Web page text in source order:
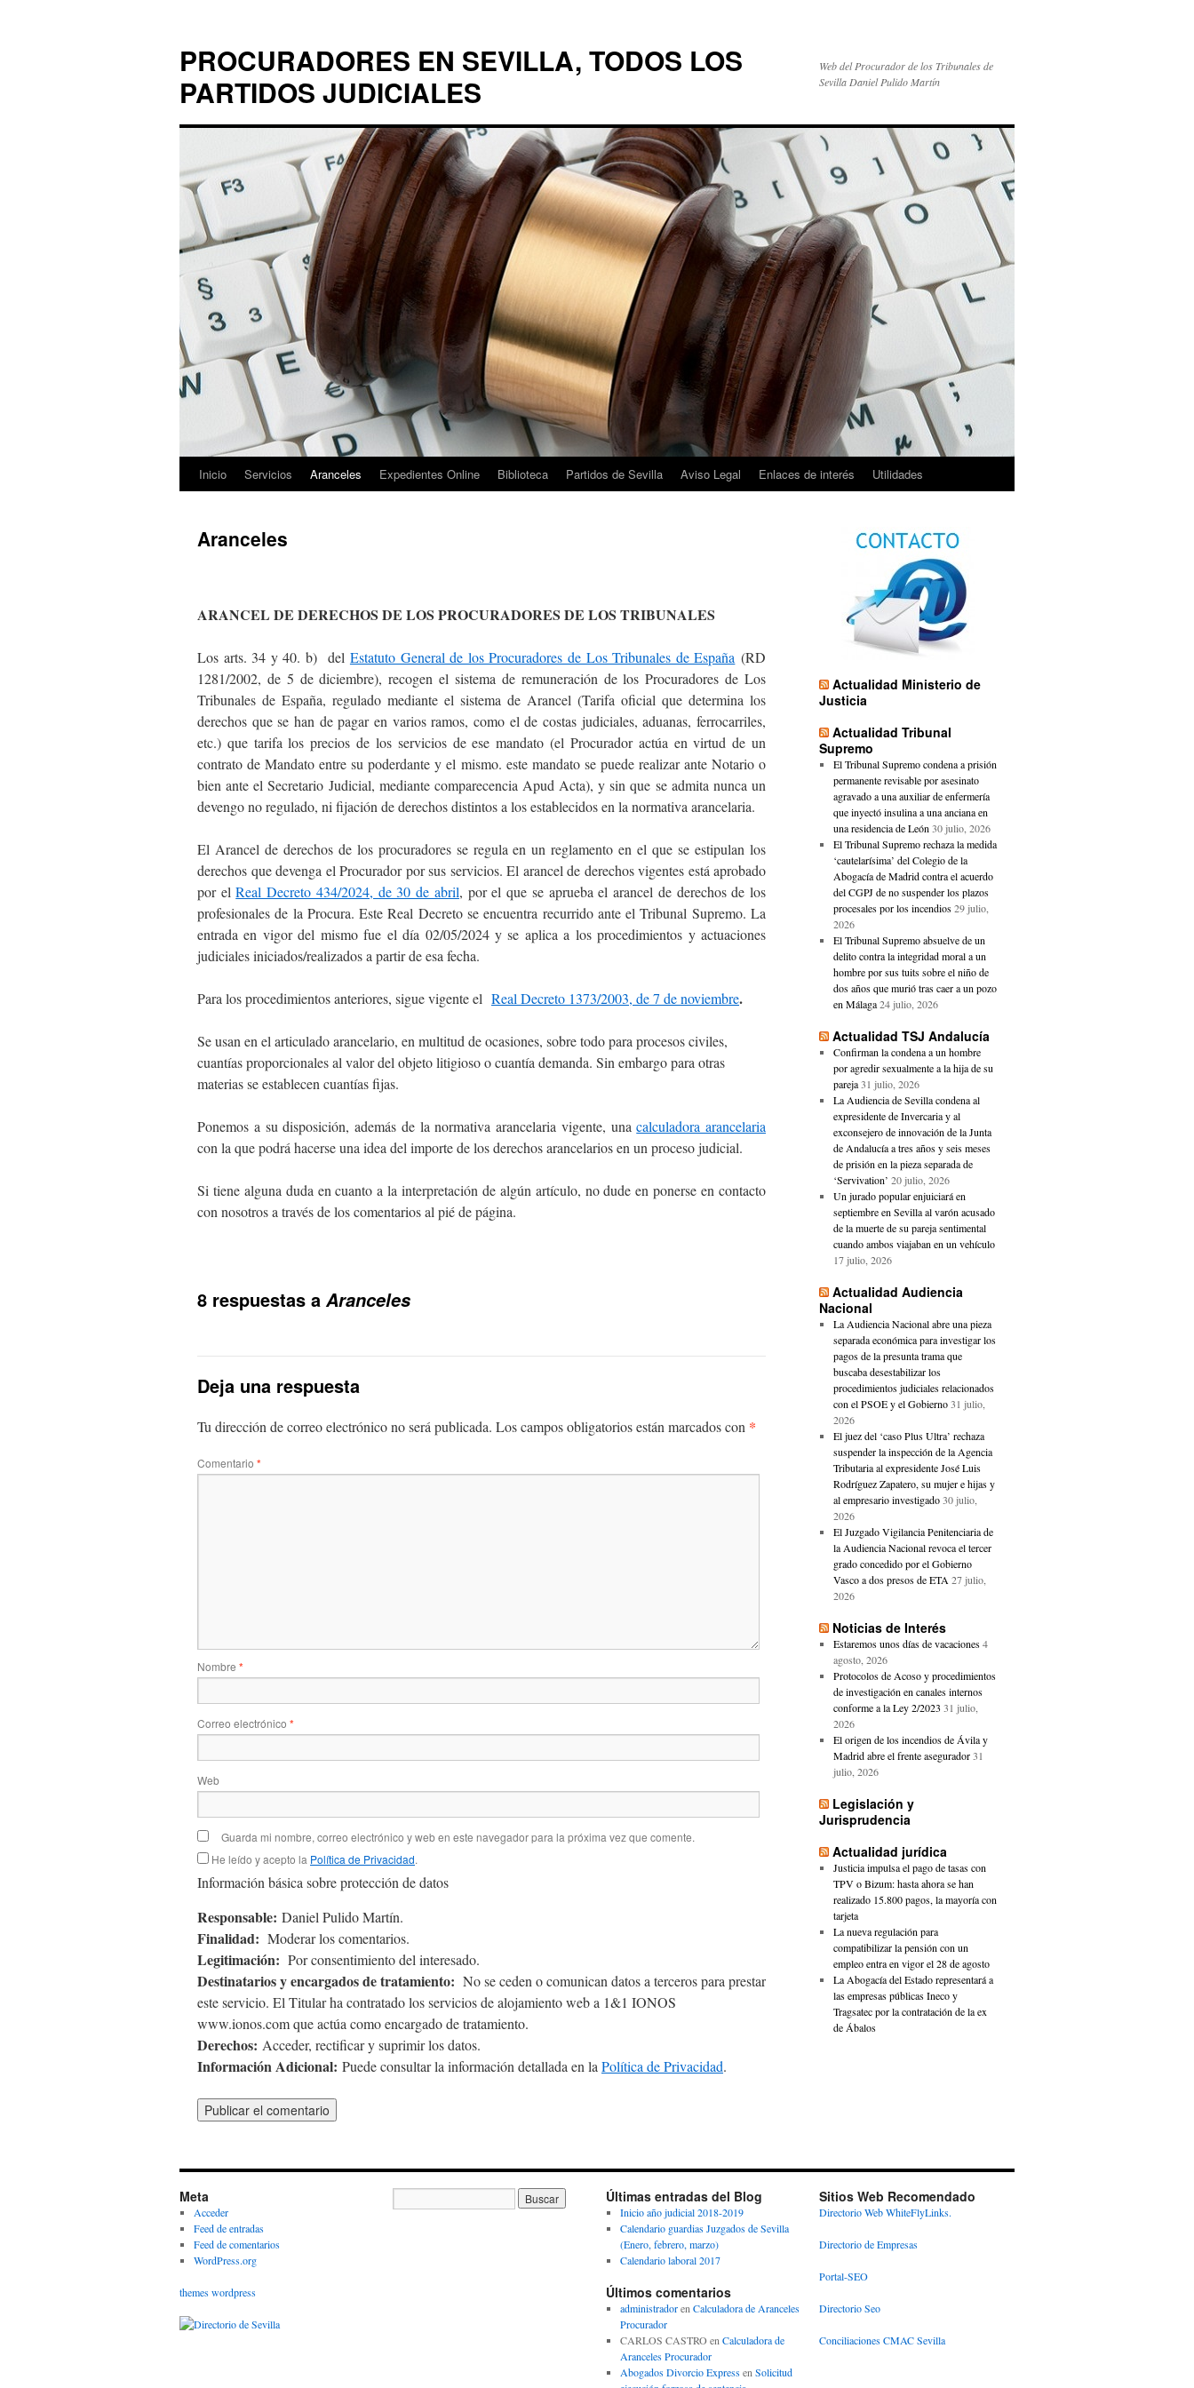
PROCURADORES EN SEVILLA, TODOS LOS
PARTIDOS JUDICIALES
Web del Procurador de los Tribunales de
Sevilla Daniel Pulido Martín
Saltar
contenido
Inicio Servicios Aranceles Expedientes Online Biblioteca Partidos de Sevilla Aviso Legal Enlaces de interés Utilidades
Aranceles
ARANCEL DE DERECHOS DE LOS PROCURADORES DE LOS TRIBUNALES
Los arts. 34 y 40. b) del Estatuto General de los Procuradores de Los Tribunales de España (RD
1281/2002, de 5 de diciembre), recogen el sistema de remuneración de los Procuradores de Los
Tribunales de España, regulado mediante el sistema de Arancel (Tarifa oficial que determina los
derechos que se han de pagar en varios ramos, como el de costas judiciales, aduanas, ferrocarriles,
etc.) que tarifa los precios de los servicios de ese mandato (el Procurador actúa en virtud de un
contrato de Mandato entre su poderdante y el mismo. este mandato se puede realizar ante Notario o
bien ante el Secretario Judicial, mediante comparecencia Apud Acta), y sin que se admita nunca un
devengo no regulado, ni fijación de derechos distintos a los establecidos en la normativa arancelaria.
El Arancel de derechos de los procuradores se regula en un reglamento en el que se estipulan los
derechos que devenga el Procurador por sus servicios. El arancel de derechos vigentes está aprobado
por elReal Decreto 434/2024, de 30 de abril, por el que se aprueba el arancel de derechos de los
profesionales de la Procura. Este Real Decreto se encuentra recurrido ante el Tribunal Supremo. La
entrada en vigor del mismo fue el día 02/05/2024 y se aplica a los procedimientos y actuaciones
judiciales iniciados/realizados a partir de esa fecha.
Para los procedimientos anteriores, sigue vigente el Real Decreto 1373/2003, de 7 de noviembre.
Se usan en el articulado arancelario, en multitud de ocasiones, sobre todo para procesos civiles,
cuantías proporcionales al valor del objeto litigioso o cuantía demanda. Sin embargo para otras
materias se establecen cuantías fijas.
Ponemos a su disposición, además de la normativa arancelaria vigente, unacalculadora arancelaria
con la que podrá hacerse una idea del importe de los derechos arancelarios en un proceso judicial.
Si tiene alguna duda en cuanto a la interpretación de algún artículo, no dude en ponerse en contacto
con nosotros a través de los comentarios al pié de página.
8 respuestas a Aranceles
Deja una respuesta
Tu dirección de correo electrónico no será publicada. Los campos obligatorios están marcados con *
Comentario *
Nombre *
Correo electrónico *
Web
Guarda mi nombre, correo electrónico y web en este navegador para la próxima vez que comente.
He leído y acepto la Política de Privacidad.
Información básica sobre protección de datos
Responsable: Daniel Pulido Martín.
Finalidad: Moderar los comentarios.
Legitimación: Por consentimiento del interesado.
Destinatarios y encargados de tratamiento: No se ceden o comunican datos a terceros para prestar
este servicio. El Titular ha contratado los servicios de alojamiento web a 1&1 IONOS
www.ionos.com que actúa como encargado de tratamiento.
Derechos: Acceder, rectificar y suprimir los datos.
Información Adicional: Puede consultar la información detallada en la Política de Privacidad.
Actualidad Ministerio de
Justicia
Actualidad Tribunal
Supremo
El Tribunal Supremo condena a prisión
permanente revisable por asesinato
agravado a una auxiliar de enfermería
que inyectó insulina a una anciana en
una residencia de León 30 julio, 2026
El Tribunal Supremo rechaza la medida
‘cautelarísima’ del Colegio de la
Abogacía de Madrid contra el acuerdo
del CGPJ de no suspender los plazos
procesales por los incendios 29 julio,
2026
El Tribunal Supremo absuelve de un
delito contra la integridad moral a un
hombre por sus tuits sobre el niño de
dos años que murió tras caer a un pozo
en Málaga 24 julio, 2026
Actualidad TSJ Andalucía
Confirman la condena a un hombre
por agredir sexualmente a la hija de su
pareja 31 julio, 2026
La Audiencia de Sevilla condena al
expresidente de Invercaria y al
exconsejero de innovación de la Junta
de Andalucía a tres años y seis meses
de prisión en la pieza separada de
‘Servivation’ 20 julio, 2026
Un jurado popular enjuiciará en
septiembre en Sevilla al varón acusado
de la muerte de su pareja sentimental
cuando ambos viajaban en un vehículo
17 julio, 2026
Actualidad Audiencia
Nacional
La Audiencia Nacional abre una pieza
separada económica para investigar los
pagos de la presunta trama que
buscaba desestabilizar los
procedimientos judiciales relacionados
con el PSOE y el Gobierno 31 julio,
2026
El juez del ‘caso Plus Ultra’ rechaza
suspender la inspección de la Agencia
Tributaria al expresidente José Luis
Rodríguez Zapatero, su mujer e hijas y
al empresario investigado 30 julio,
2026
El Juzgado Vigilancia Penitenciaria de
la Audiencia Nacional revoca el tercer
grado concedido por el Gobierno
Vasco a dos presos de ETA 27 julio,
2026
Noticias de Interés
Estaremos unos días de vacaciones 4
agosto, 2026
Protocolos de Acoso y procedimientos
de investigación en canales internos
conforme a la Ley 2/2023 31 julio,
2026
El origen de los incendios de Ávila y
Madrid abre el frente asegurador 31
julio, 2026
Legislación y
Jurisprudencia
Actualidad jurídica
Justicia impulsa el pago de tasas con
TPV o Bizum: hasta ahora se han
realizado 15.800 pagos, la mayoría con
tarjeta
La nueva regulación para
compatibilizar la pensión con un
empleo entra en vigor el 28 de agosto
La Abogacía del Estado representará a
las empresas públicas Ineco y
Tragsatec por la contratación de la ex
de Ábalos
Meta
Acceder
Feed de entradas
Feed de comentarios
WordPress.org
themes wordpress
Últimas entradas del Blog
Inicio año judicial 2018-2019
Calendario guardias Juzgados de Sevilla
(Enero, febrero, marzo)
Calendario laboral 2017
Últimos comentarios
administradoren Calculadora de Aranceles
Procurador
CARLOS CASTROen Calculadora de
Aranceles Procurador
Abogados Divorcio Expressen Solicitud
Sitios Web Recomendado
Directorio Web WhiteFlyLinks.
Directorio de Empresas
Portal-SEO
Directorio Seo
Conciliaciones CMAC Sevilla